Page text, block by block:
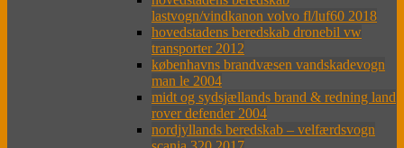
lastvogn/vindkanon volvo fl/luf60 2018
hovedstadens beredskab dronebil vw
transporter 2012
københavns brandvæsen vandskadevogn
man le 2004
midt og sydsjællands brand & redning land
rover defender 2004
nordjyllands beredskab – velfærdsvogn